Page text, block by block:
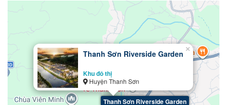
Thanh Sơn Riverside Garden
Thanh Sơn Riverside Garden
Khu đô thị
Huyện Thanh Sơn
×